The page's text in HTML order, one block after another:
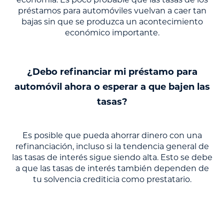
préstamos para automóviles vuelvan a caer tan
bajas sin que se produzca un acontecimiento
económico importante.
¿Debo refinanciar mi préstamo para
automóvil ahora o esperar a que bajen las
tasas?
Es posible que pueda ahorrar dinero con una
refinanciación, incluso si la tendencia general de
las tasas de interés sigue siendo alta. Esto se debe
a que las tasas de interés también dependen de
tu solvencia crediticia como prestatario.